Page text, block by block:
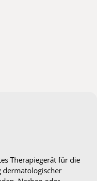
Therapiegerät für die
dermatologischer